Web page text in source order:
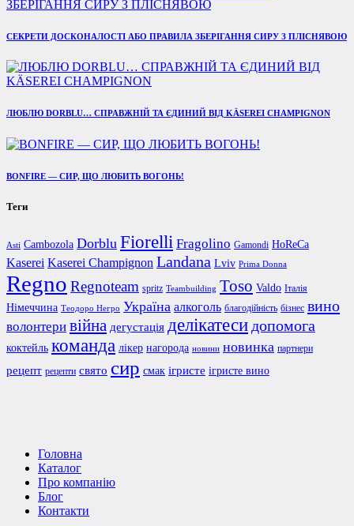
СЕКРЕТИ ДОСКОНАЛОСТІ АБО ПРАВИЛА ЗБЕРІГАННЯ СИРУ З ПЛІСНЯВОЮ
ЛЮБЛЮ DORBLU… СПРАВЖНІЙ ТА ЄДИНИЙ ВІД KÄSEREI CHAMPIGNON
BONFIRE — СИР, ЩО ЛЮБИТЬ ВОГОНЬ!
Теги
Asti Cambozola Dorblu Fiorelli Fragolino Gamondi HoReCa
Kaserei Kaserei Champignon Landana Lviv Prima Donna
Regno Regnoteam spritz Teambuilding Toso Valdo Італія
Німеччина Теодоро Негро Україна алкоголь благодійність бізнес вино
волонтери війна дегустація делікатеси допомога
коктейль команда лікер нагорода новини новинка партнери
рецепт рецепти свято сир смак ігристе ігристе вино
Головна
Каталог
Про компанію
Блог
Контакти